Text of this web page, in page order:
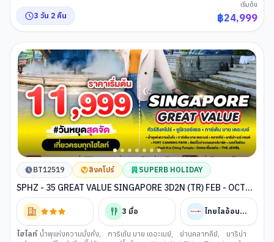
3 วัน 2 คืน
เริ่มต้น
฿24,999
BT12519 สิงคโปร์ SUPERB HOLIDAY
SPHZ - 35 GREAT VALUE SINGAPORE 3D2N (TR) FEB - OCT
2025
3 มื้อ ไทยไลอ้อนแอร์
ไฮไลท์ น้ำพุแห่งความมั่งคั่ง, การ์เด้น บาย เดอะเบย์, ย่านคลากคีย์,
มาริน่า